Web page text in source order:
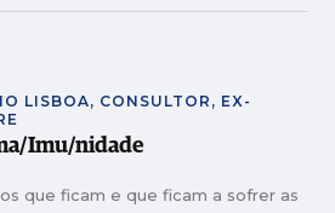
LISBOA, CONSULTOR, EX-
Imu/nidade
que ficam e que ficam a sofrer as